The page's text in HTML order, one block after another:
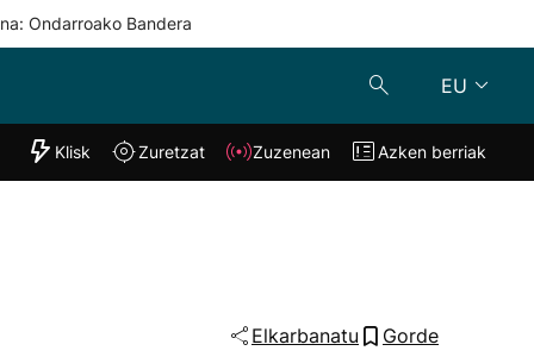
Ondarroako Bandera
EU
"Helmuga"
Klisk Zuzenean
Klisk Zuretzat Zuzenean Azken berriak
Elkarbanatu Gorde